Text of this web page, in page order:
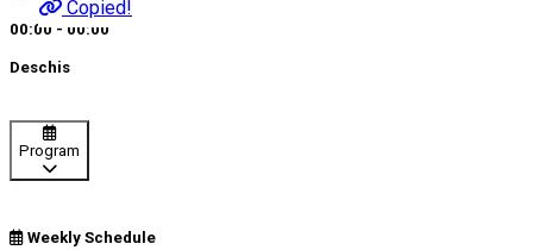
Copied!
00:00 - 00:00
Deschis
Program
Weekly Schedule